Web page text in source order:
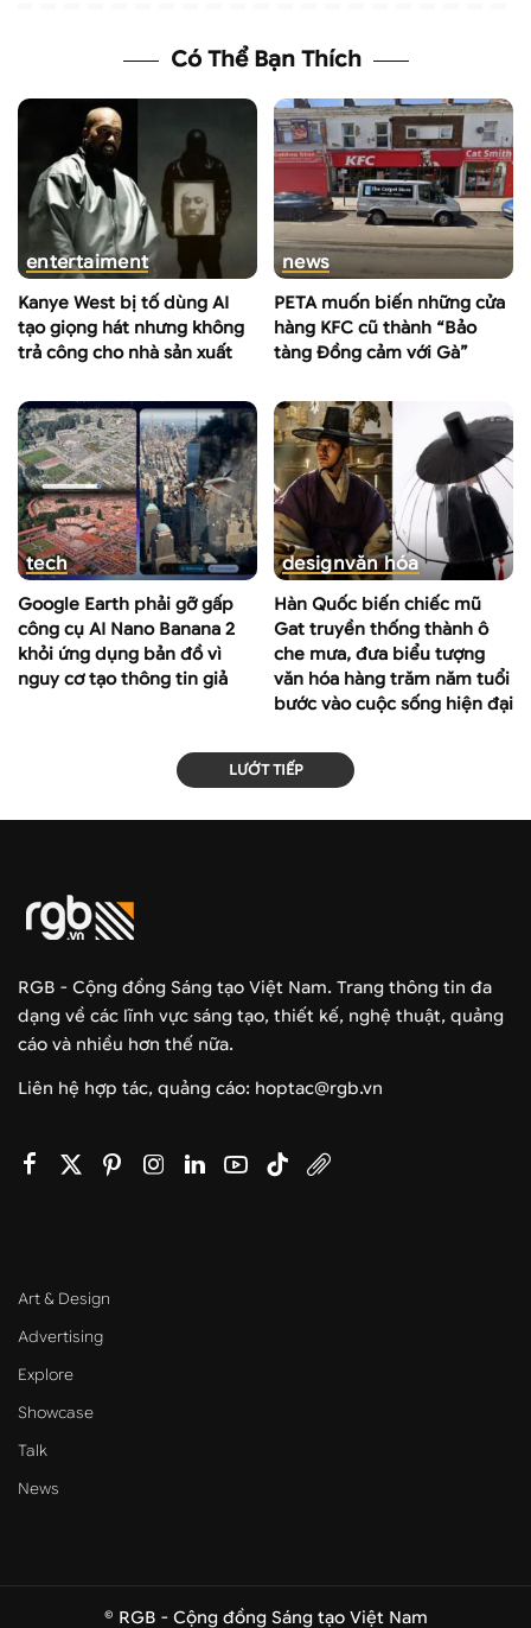
Có Thể Bạn Thích
entertaiment
Kanye West bị tố dùng AI
tạo giọng hát nhưng không
trả công cho nhà sản xuất
news
PETA muốn biến những cửa
hàng KFC cũ thành “Bảo
tàng Đồng cảm với Gà”
tech
Google Earth phải gỡ gấp
công cụ AI Nano Banana 2
khỏi ứng dụng bản đồ vì
nguy cơ tạo thông tin giả
designvăn hóa
Hàn Quốc biến chiếc mũ
Gat truyền thống thành ô
che mưa, đưa biểu tượng
văn hóa hàng trăm năm tuổi
bước vào cuộc sống hiện đại
LƯỚT TIẾP
RGB - Cộng đồng Sáng tạo Việt Nam. Trang thông tin đa
dạng về các lĩnh vực sáng tạo, thiết kế, nghệ thuật, quảng
cáo và nhiều hơn thế nữa.
Liên hệ hợp tác, quảng cáo: hoptac@rgb.vn
Art & Design
Advertising
Explore
Showcase
Talk
News
© RGB - Cộng đồng Sáng tạo Việt Nam